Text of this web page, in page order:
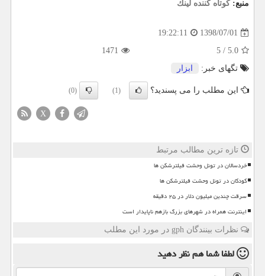
منبع:كوتاه كننده لینك
1398/07/01
19:22:11
5.0
/
5
1471
تگهای خبر:
ابزار
این مطلب را می پسندید؟ (1)
(0)
X
تازه ترین مطالب مرتبط
خردسالان در تونل وحشت فیلترشکن ها
کودکان در تونل وحشت فیلترشکن ها
سرقت چندین میلیون دلار در ۲۵ دقیقه
اینترنت همراه در شهرهای بزرگ بازهم ناپایدار است
نظرات بینندگان gph در مورد این مطلب
لطفا شما همنظر دهید